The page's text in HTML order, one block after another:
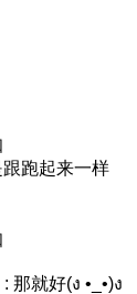
跑起来一样
: 那就好(ง •_•)ง